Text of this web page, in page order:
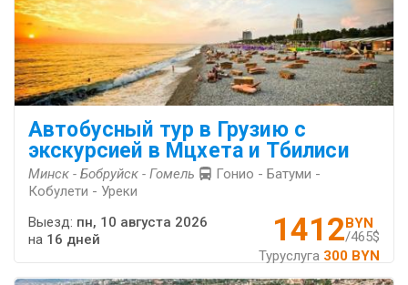
Автобусный тур в Грузию с
экскурсией в Мцхета и Тбилиси
Минск - Бобруйск - Гомель
Гонио - Батуми -
Кобулети - Уреки
1412BYN
/465$
Туруслуга 300 BYN
Выезд: пн, 10 августа 2026
на 16 дней